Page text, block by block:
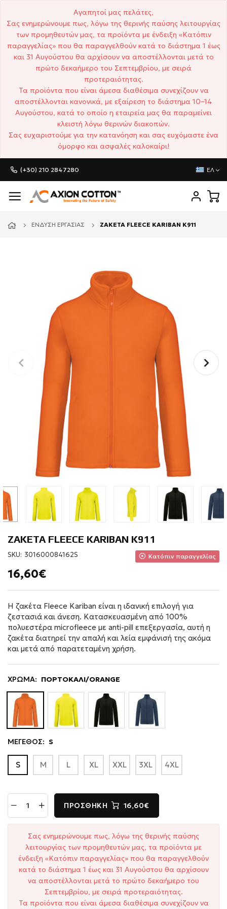
Αγαπητοί μας πελάτες,
Σας ενημερώνουμε πως, λόγω της θερινής παύσης λειτουργίας
των προμηθευτών μας, τα προϊόντα με ένδειξη «Κατόπιν
παραγγελίας» που θα παραγγελθούν κατά το διάστημα 1 έως
και 31 Αυγούστου θα αρχίσουν να αποστέλλονται μετά το
πρώτο δεκαήμερο του Σεπτεμβρίου, με σειρά
προτεραιότητας.
Τα προϊόντα που είναι άμεσα διαθέσιμα συνεχίζουν να
αποστέλλονται κανονικά, με εξαίρεση το διάστημα 10–14
Αυγούστου, κατά το οποίο η εταιρεία μας θα παραμείνει
κλειστή λόγω θερινών διακοπών.
Σας ευχαριστούμε για την κατανόηση και σας ευχόμαστε ένα
όμορφο και ασφαλές καλοκαίρι!
(+30) 210 2847280 ΕΛ
ΈΝΔΥΣΗ ΕΡΓΑΣΊΑΣ ΖΑΚΕΤΑ FLEECE KARIBAN K911
ΖΑΚΕΤΑ FLEECE KARIBAN K911
SKU: 301600084162S Κατόπιν παραγγελίας
16,60€
Η ζακέτα Fleece Kariban είναι η ιδανική επιλογή για
ζεστασιά και άνεση. Κατασκευασμένη από 100%
πολυεστέρα microfleece με anti-pill επεξεργασία, αυτή η
ζακέτα διατηρεί την απαλή και λεία εμφάνισή της ακόμα
και μετά από παρατεταμένη χρήση.
ΧΡΩΜΑ: ΠΟΡΤΟΚΑΛΙ/ORANGE
ΜΕΓΕΘΟΣ: S
S M L XL XXL 3XL 4XL
ΠΡΟΣΘΉΚΗ 16,60€
Σας ενημερώνουμε πως, λόγω της θερινής παύσης
λειτουργίας των προμηθευτών μας, τα προϊόντα με
ένδειξη «Κατόπιν παραγγελίας» που θα παραγγελθούν
κατά το διάστημα 1 έως και 31 Αυγούστου θα αρχίσουν
να αποστέλλονται μετά το πρώτο δεκαήμερο του
Σεπτεμβρίου, με σειρά προτεραιότητας.
Τα προϊόντα που είναι άμεσα διαθέσιμα συνεχίζουν να